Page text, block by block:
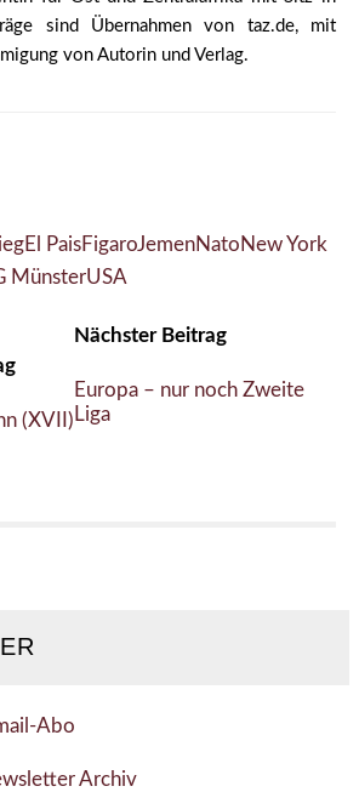
sind Übernahmen von taz.de, mit
von Autorin und Verlag.
El PaisFigaroJemenNato New York
MünsterUSA
(XVII)
Nächster Beitrag
Europa – nur noch Zweite
Liga
Abo
Archiv